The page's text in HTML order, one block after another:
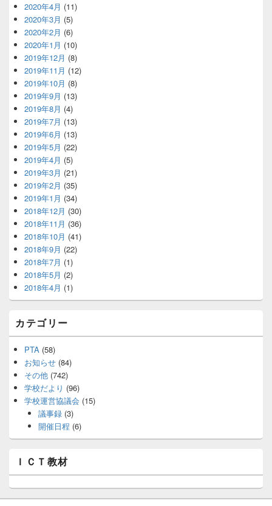
2020年4月 (11)
2020年3月 (5)
2020年2月 (6)
2020年1月 (10)
2019年12月 (8)
2019年11月 (12)
2019年10月 (8)
2019年9月 (13)
2019年8月 (4)
2019年7月 (13)
2019年6月 (13)
2019年5月 (22)
2019年4月 (5)
2019年3月 (21)
2019年2月 (35)
2019年1月 (34)
2018年12月 (30)
2018年11月 (36)
2018年10月 (41)
2018年9月 (22)
2018年7月 (1)
2018年5月 (2)
2018年4月 (1)
カテゴリー
PTA (58)
お知らせ (84)
その他 (742)
学校だより (96)
学校運営協議会 (15)
議事録(3)
開催日程 (6)
ＩＣＴ教材